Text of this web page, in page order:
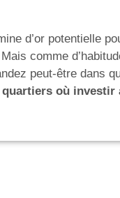
d’or potentielle
comme
peut-être dans
où investir